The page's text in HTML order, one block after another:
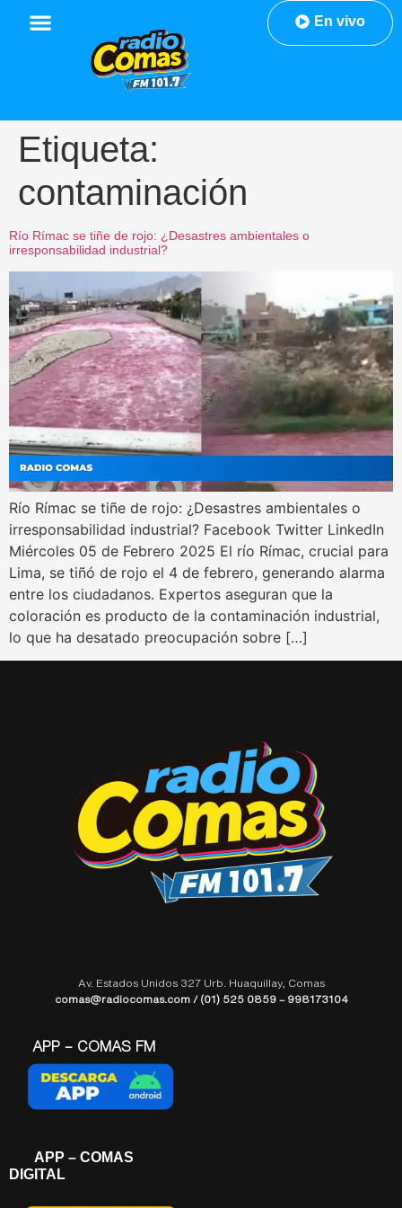
En vivo
Etiqueta:
contaminación
Río Rímac se tiñe de rojo: ¿Desastres ambientales o
irresponsabilidad industrial?
Río Rímac se tiñe de rojo: ¿Desastres ambientales o
irresponsabilidad industrial? Facebook Twitter LinkedIn
Miércoles 05 de Febrero 2025 El río Rímac, crucial para
Lima, se tiñó de rojo el 4 de febrero, generando alarma
entre los ciudadanos. Expertos aseguran que la
coloración es producto de la contaminación industrial,
lo que ha desatado preocupación sobre […]
Av. Estados Unidos 327 Urb. Huaquillay, Comas
comas@radiocomas.com / (01) 525 0859 – 998173104
APP – COMAS FM
APP – COMAS
DIGITAL